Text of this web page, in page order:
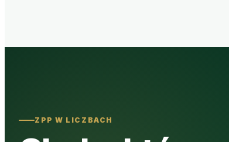
ZPP W LICZBACH